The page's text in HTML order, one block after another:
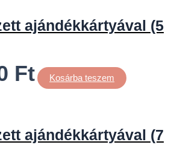
ajándékkártyával (5
Ft Kosárba teszem
ajándékkártyával (7